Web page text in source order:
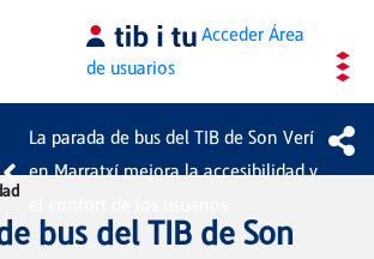
principal AccederÁrea
de usuarios
La parada de bus del TIB de Son Verí
en Marratxí mejora la accesibilidad y
bus del TIB de Son